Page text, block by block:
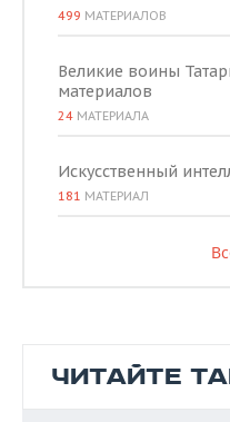
499 МАТЕРИАЛОВ
Великие воины
материалов
24 МАТЕРИАЛА
Искусственный
181 МАТЕРИАЛ
ЧИТАЙТЕ